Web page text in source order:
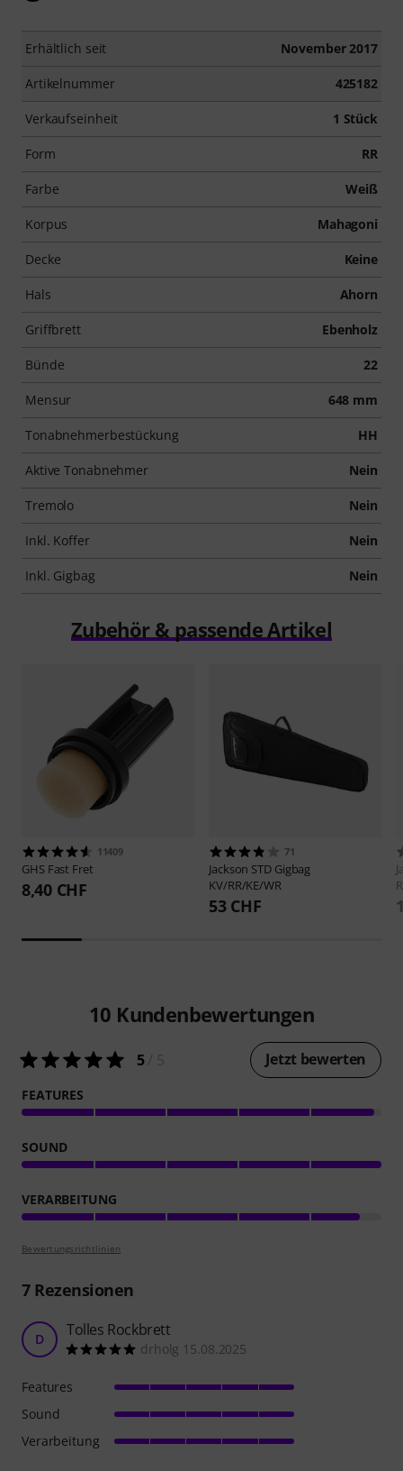
Erhältlich seit November 2017
Artikelnummer 425182
Verkaufseinheit 1 Stück
Form RR
Farbe Weiß
Korpus Mahagoni
Decke Keine
Hals Ahorn
Griffbrett Ebenholz
Bünde 22
Mensur 648 mm
Tonabnehmerbestückung HH
Aktive Tonabnehmer Nein
Tremolo Nein
Inkl. Koffer Nein
Inkl. Gigbag Nein
Zubehör & passende Artikel
11409
GHS Fast Fret
8,40 CHF
71
Jackson STD Gigbag
KV/RR/KE/WR
53 CHF
10 Kundenbewertungen
5/ 5 Jetzt bewerten
FEATURES
SOUND
VERARBEITUNG
Bewertungsrichtlinien
7Rezensionen
D Tolles Rockbrett
drholg 15.08.2025
Features
Sound
Verarbeitung